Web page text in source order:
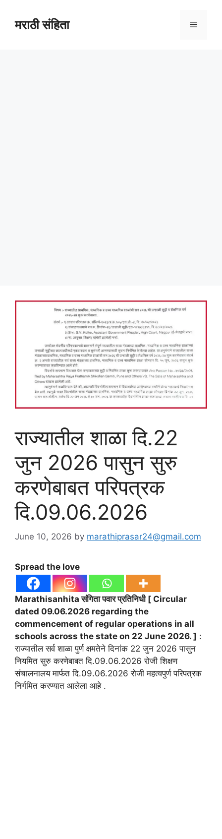
contentमराठी संहिता Menu
राज्यातील शाळा दि.22
जुन 2026 पासुन सुरु
करणेबाबत परिपत्रक
दि.09.06.2026
June 10, 2026 by marathiprasar24@gmail.com
Spread the love
Marathisanhita संगिता पवार प्रतिनिधी [ Circular
dated 09.06.2026 regarding the
commencement of regular operations in all
schools across the state on 22 June 2026. ] :
राज्यातील सर्व शाळा पुर्ण क्षमतेने दिनांक 22 जुन 2026 पासुन
नियमित सुरु करणेबाबत दि.09.06.2026 रोजी शिक्षण
संचालनालय मार्फत दि.09.06.2026 रोजी महत्वपुर्ण परिपत्रक
निर्गमित करण्यात आलेला आहे .